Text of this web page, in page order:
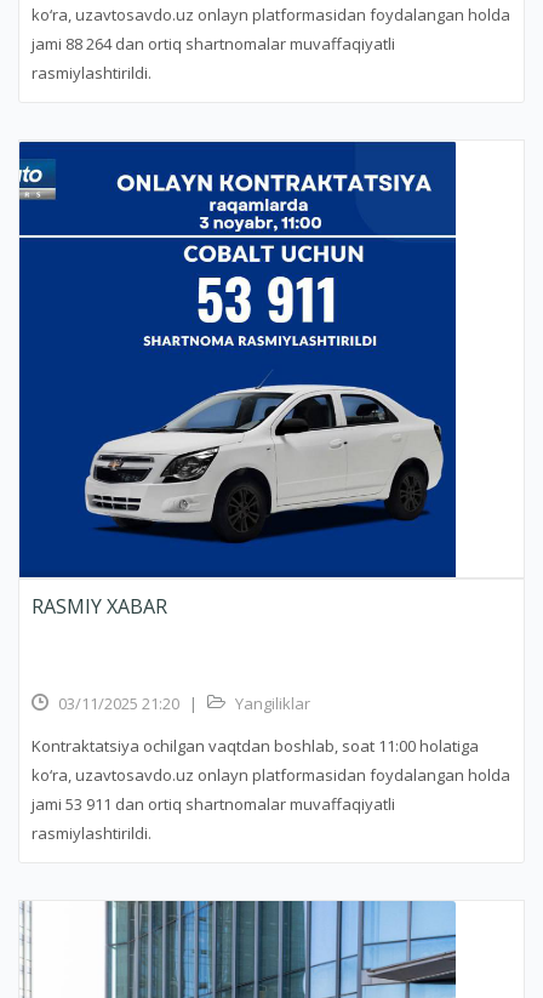
ko‘ra, uzavtosavdo.uz onlayn platformasidan foydalangan holda
jami 88 264 dan ortiq shartnomalar muvaffaqiyatli
rasmiylashtirildi.
RASMIY XABAR
03/11/2025 21:20 |
Yangiliklar
Kontraktatsiya ochilgan vaqtdan boshlab, soat 11:00 holatiga
ko‘ra, uzavtosavdo.uz onlayn platformasidan foydalangan holda
jami 53 911 dan ortiq shartnomalar muvaffaqiyatli
rasmiylashtirildi.